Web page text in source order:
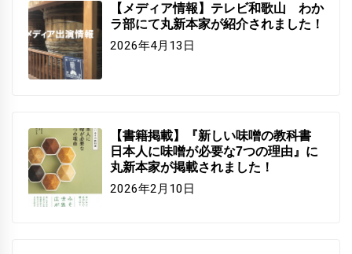
【メディア情報】テレビ和歌山 わか
ラ部にて丸新本家が紹介されました！
2026年4月13日
【書籍掲載】『新しい味噌の教科書
日本人に味噌が必要な7つの理由』に
丸新本家が掲載されました！
2026年2月10日